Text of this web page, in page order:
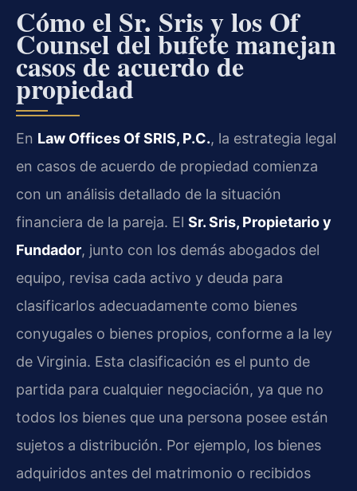
Cómo el Sr. Sris y los Of
Counsel del bufete manejan
casos de acuerdo de
propiedad
En Law Offices Of SRIS, P.C., la estrategia legal
en casos de acuerdo de propiedad comienza
con un análisis detallado de la situación
financiera de la pareja. El Sr. Sris, Propietario y
Fundador, junto con los demás abogados del
equipo, revisa cada activo y deuda para
clasificarlos adecuadamente como bienes
conyugales o bienes propios, conforme a la ley
de Virginia. Esta clasificación es el punto de
partida para cualquier negociación, ya que no
todos los bienes que una persona posee están
sujetos a distribución. Por ejemplo, los bienes
adquiridos antes del matrimonio o recibidos